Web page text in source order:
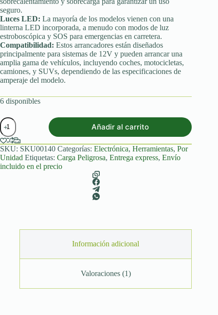
seguro.
Luces LED: La mayoría de los modelos vienen con una
linterna LED incorporada, a menudo con modos de luz
estroboscópica y SOS para emergencias en carretera.
Compatibilidad: Estos arrancadores están diseñados
principalmente para sistemas de 12V y pueden arrancar una
amplia gama de vehículos, incluyendo coches, motocicletas,
camiones, y SUVs, dependiendo de las especificaciones de
amperaje del modelo.
6 disponibles
Arrancador
portátil
de
coches
(Jump
Starter)
cantidad
Añadir al carrito
SKU: SKU00140 Categorías: Electrónica, Herramientas, Por
Unidad Etiquetas: Carga Peligrosa, Entrega express, Envío
incluido en el precio
Información adicional
Valoraciones (1)